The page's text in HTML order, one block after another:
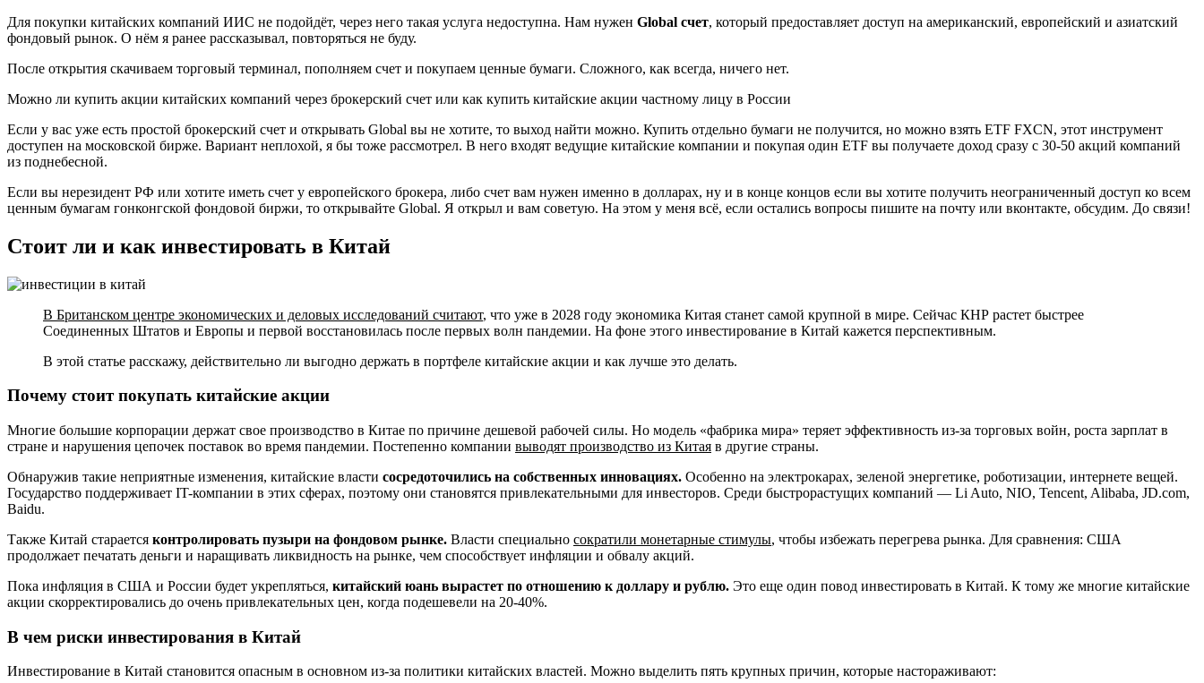
Для покупки китайских компаний ИИС не подойдёт, через него такая услуга недоступна. Нам нужен Global счет, который предоставляет доступ на американский, европейский и азиатский
фондовый рынок. О нём я ранее рассказывал, повторяться не буду.
После открытия скачиваем торговый терминал, пополняем счет и покупаем ценные бумаги. Сложного, как всегда, ничего нет.
Можно ли купить акции китайских компаний через брокерский счет или как купить китайские акции частному лицу в России
Если у вас уже есть простой брокерский счет и открывать Global вы не хотите, то выход найти можно. Купить отдельно бумаги не получится, но можно взять ETF FXCN, этот инструмент
доступен на московской бирже. Вариант неплохой, я бы тоже рассмотрел. В него входят ведущие китайские компании и покупая один ETF вы получаете доход сразу с 30-50 акций компаний
из поднебесной.
Если вы нерезидент РФ или хотите иметь счет у европейского брокера, либо счет вам нужен именно в долларах, ну и в конце концов если вы хотите получить неограниченный доступ ко всем
ценным бумагам гонконгской фондовой биржи, то открывайте Global. Я открыл и вам советую. На этом у меня всё, если остались вопросы пишите на почту или вконтакте, обсудим. До связи!
Стоит ли и как инвестировать в Китай
В Британском центре экономических и деловых исследований считают, что уже в 2028 году экономика Китая станет самой крупной в мире. Сейчас КНР растет быстрее
Соединенных Штатов и Европы и первой восстановилась после первых волн пандемии. На фоне этого инвестирование в Китай кажется перспективным.
В этой статье расскажу, действительно ли выгодно держать в портфеле китайские акции и как лучше это делать.
Почему стоит покупать китайские акции
Многие большие корпорации держат свое производство в Китае по причине дешевой рабочей силы. Но модель «фабрика мира» теряет эффективность из-за торговых войн, роста зарплат в
стране и нарушения цепочек поставок во время пандемии. Постепенно компании выводят производство из Китая в другие страны.
Обнаружив такие неприятные изменения, китайские власти сосредоточились на собственных инновациях. Особенно на электрокарах, зеленой энергетике, роботизации, интернете вещей.
Государство поддерживает IT-компании в этих сферах, поэтому они становятся привлекательными для инвесторов. Среди быстрорастущих компаний — Li Auto, NIO, Tencent, Alibaba, JD.com,
Baidu.
Также Китай старается контролировать пузыри на фондовом рынке. Власти специально сократили монетарные стимулы, чтобы избежать перегрева рынка. Для сравнения: США
продолжает печатать деньги и наращивать ликвидность на рынке, чем способствует инфляции и обвалу акций.
Пока инфляция в США и России будет укрепляться, китайский юань вырастет по отношению к доллару и рублю. Это еще один повод инвестировать в Китай. К тому же многие китайские
акции скорректировались до очень привлекательных цен, когда подешевели на 20-40%.
В чем риски инвестирования в Китай
Инвестирование в Китай становится опасным в основном из-за политики китайских властей. Можно выделить пять крупных причин, которые настораживают: